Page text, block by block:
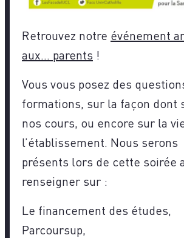
Retrouvez notre événement
aux… parents !
Vous vous posez des
formations, sur la façon dont
nos cours, ou encore sur la
l’établissement. Nous serons
présents lors de cette soirée
renseigner sur :
Le financement des études,
Parcoursup,